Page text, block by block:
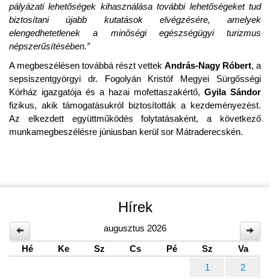
pályázati lehetőségek kihasználása további lehetőségeket tud
biztosítani újabb kutatások elvégzésére, amelyek
elengedhetetlenek a minőségi egészségügyi turizmus
népszerűsítésében.”
A megbeszélésen továbbá részt vettek András-Nagy Róbert, a
sepsiszentgyörgyi dr. Fogolyán Kristóf Megyei Sürgősségi
Kórház igazgatója és a hazai mofettaszakértő, Gyila Sándor
fizikus, akik támogatásukról biztosították a kezdeményezést.
Az elkezdett együttműködés folytatásaként, a következő
munkamegbeszélésre júniusban kerül sor Mátraderecskén.
Hírek
augusztus 2026
Hé
Ke Sz Cs Pé Sz
Va
1
2